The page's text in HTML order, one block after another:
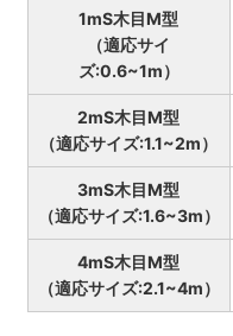
1mS木目M型
（適応サイ
ズ:0.6~1m）
2mS木目M型
（適応サイズ:1.1~2m）
3mS木目M型
（適応サイズ:1.6~3m）
4mS木目M型
（適応サイズ:2.1~4m）